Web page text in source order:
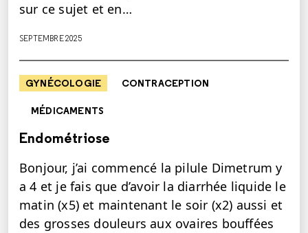
sur ce sujet et en…
SEPTEMBRE 2025
GYNÉCOLOGIE CONTRACEPTION
MÉDICAMENTS
Endométriose
Bonjour, j’ai commencé la pilule Dimetrum y
a 4 et je fais que d’avoir la diarrhée liquide le
matin (x5) et maintenant le soir (x2) aussi et
des grosses douleurs aux ovaires bouffées